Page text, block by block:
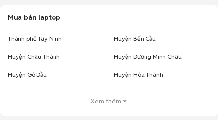
Mua bán laptop
Thành phố Tây Ninh Huyện Bến Cầu
Huyện Châu Thành Huyện Dương Minh Châu
Huyện Gò Dầu Huyện Hòa Thành
Xem thêm